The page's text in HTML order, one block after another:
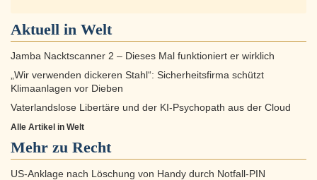
Aktuell in Welt
Jamba Nacktscanner 2 – Dieses Mal funktioniert er wirklich
„Wir verwenden dickeren Stahl“: Sicherheitsfirma schützt
Klimaanlagen vor Dieben
Vaterlandslose Libertäre und der KI-Psychopath aus der Cloud
Alle Artikel in Welt
Mehr zu Recht
US-Anklage nach Löschung von Handy durch Notfall‑PIN